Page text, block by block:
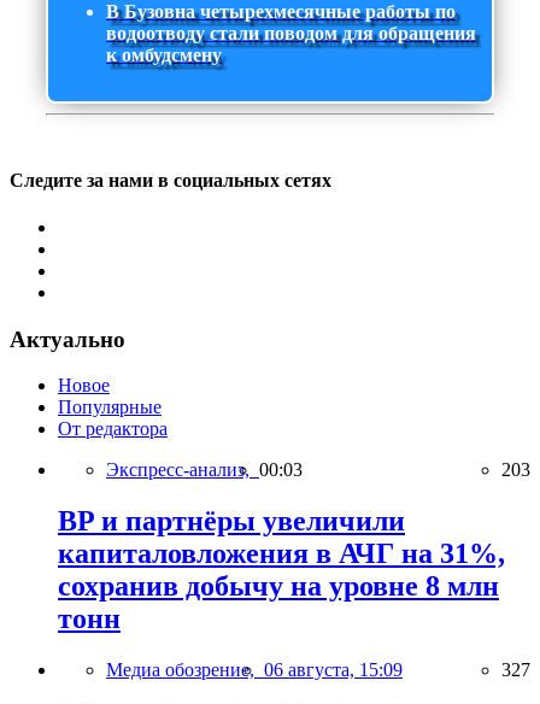
В Бузовна четырехмесячные работы по
водоотводу стали поводом для обращения
к омбудсмену
Следите за нами в социальных сетях
Актуально
Новое
Популярные
От редактора
Экспресс-анализ, 00:03 203
BP и партнёры увеличили
капиталовложения в АЧГ на 31%,
сохранив добычу на уровне 8 млн
тонн
Медиа обозрение, 06 августа, 15:09 327